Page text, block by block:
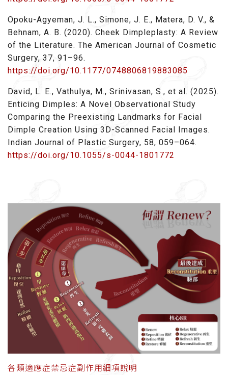
Opoku-Agyeman, J. L., Simone, J. E., Matera, D. V., &
Behnam, A. B. (2020). Cheek Dimpleplasty: A Review
of the Literature. The American Journal of Cosmetic
Surgery, 37, 91–96.
https://doi.org/10.1177/0748806819883085
David, L. E., Vathulya, M., Srinivasan, S., et al. (2025).
Enticing Dimples: A Novel Observational Study
Comparing the Preexisting Landmarks for Facial
Dimple Creation Using 3D-Scanned Facial Images.
Indian Journal of Plastic Surgery, 58, 059–064.
https://doi.org/10.1055/s-0044-1801772
各類適應症禁忌症副作用細項說明